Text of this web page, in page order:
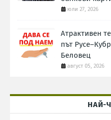
юли 27, 2026
Атрактивен
път
Беловец
август 05, 2026
НАЙ-